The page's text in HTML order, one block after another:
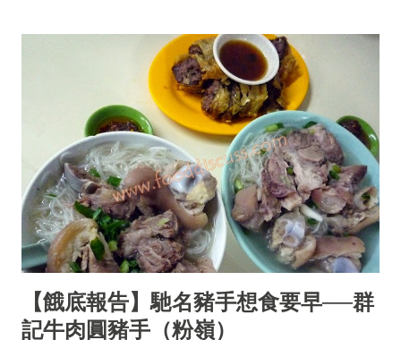
【餓底報告】馳名豬手想食要早──群
記牛肉圓豬手（粉嶺）